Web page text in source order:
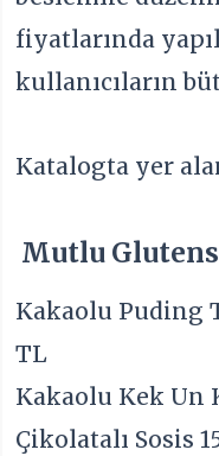
fiyatlarında
kullanıcıların
Katalogta yer
Mutlu
Kakaolu Puding
TL
Kakaolu Kek Un
Çikolatalı Sosis